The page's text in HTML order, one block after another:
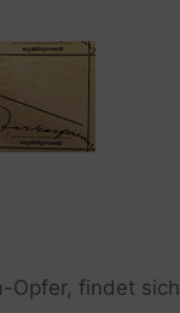
Opfer, findet sich